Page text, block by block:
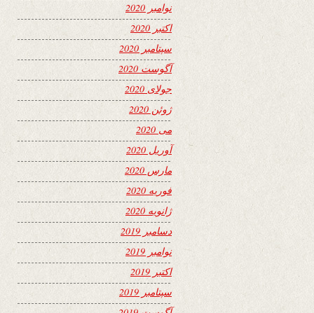
نوامبر 2020
اکتبر 2020
سپتامبر 2020
آگوست 2020
جولای 2020
ژوئن 2020
می 2020
آوریل 2020
مارس 2020
فوریه 2020
ژانویه 2020
دسامبر 2019
نوامبر 2019
اکتبر 2019
سپتامبر 2019